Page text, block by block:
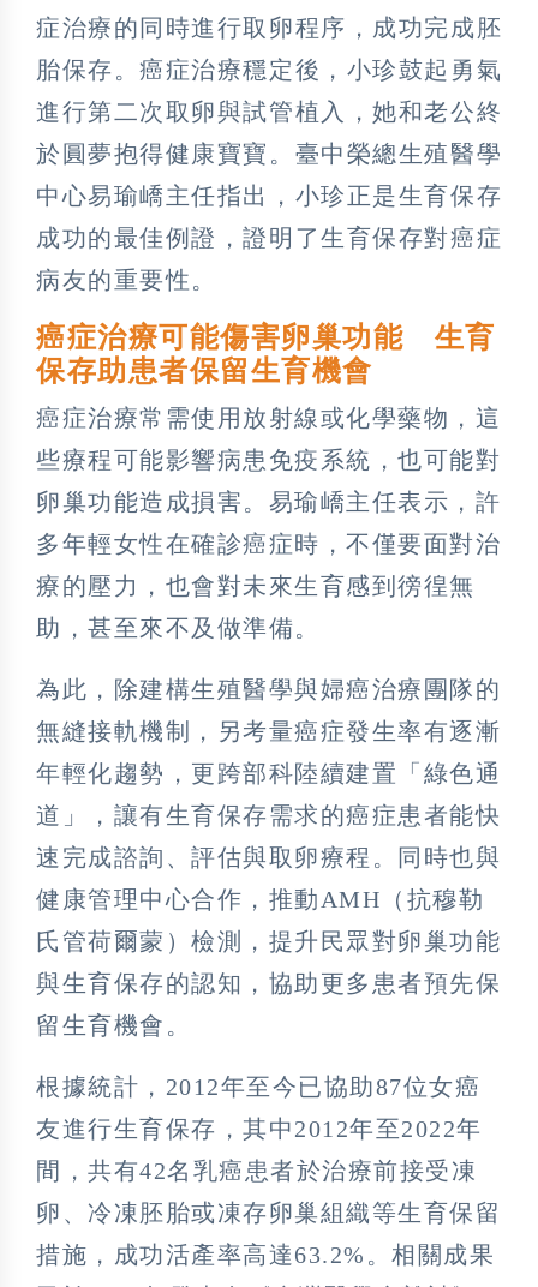
症治療的同時進行取卵程序，成功完成胚
胎保存。癌症治療穩定後，小珍鼓起勇氣
進行第二次取卵與試管植入，她和老公終
於圓夢抱得健康寶寶。臺中榮總生殖醫學
中心易瑜嶠主任指出，小珍正是生育保存
成功的最佳例證，證明了生育保存對癌症
病友的重要性。
癌症治療可能傷害卵巢功能 生育
保存助患者保留生育機會
癌症治療常需使用放射線或化學藥物，這
些療程可能影響病患免疫系統，也可能對
卵巢功能造成損害。易瑜嶠主任表示，許
多年輕女性在確診癌症時，不僅要面對治
療的壓力，也會對未來生育感到徬徨無
助，甚至來不及做準備。
為此，除建構生殖醫學與婦癌治療團隊的
無縫接軌機制，另考量癌症發生率有逐漸
年輕化趨勢，更跨部科陸續建置「綠色通
道」，讓有生育保存需求的癌症患者能快
速完成諮詢、評估與取卵療程。同時也與
健康管理中心合作，推動AMH（抗穆勒
氏管荷爾蒙）檢測，提升民眾對卵巢功能
與生育保存的認知，協助更多患者預先保
留生育機會。
根據統計，2012年至今已協助87位女癌
友進行生育保存，其中2012年至2022年
間，共有42名乳癌患者於治療前接受凍
卵、冷凍胚胎或凍存卵巢組織等生育保留
措施，成功活產率高達63.2%。相關成果